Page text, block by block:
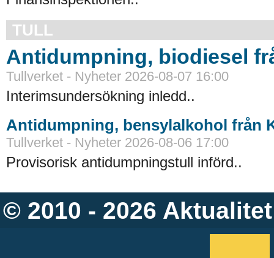
TULL
Antidumpning, biodiesel
Tullverket - Nyheter 2026-08-07 16:00
Interimsundersökning inledd..
Antidumpning, bensylalkohol från
Tullverket - Nyheter 2026-08-06 17:00
Provisorisk antidumpningstull införd..
© 2010 - 2026 Aktualitet